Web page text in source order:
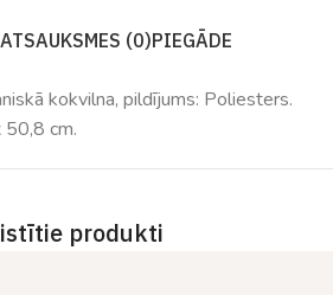
ATSAUKSMES (0)PIEGĀDE
kokvilna, pildījums: Poliesters.
cm.
produkti